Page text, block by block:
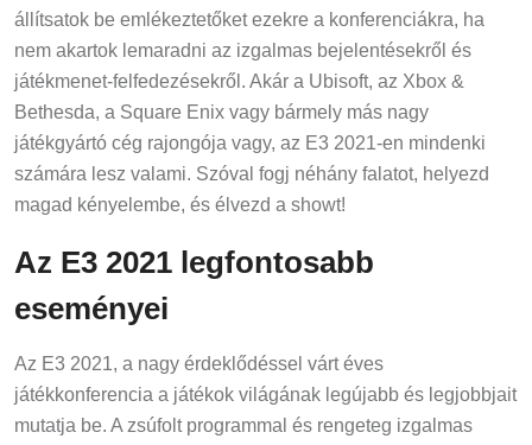
állítsatok be emlékeztetőket ezekre a konferenciákra, ha
nem akartok lemaradni az izgalmas bejelentésekről és
játékmenet-felfedezésekről. Akár a Ubisoft, az Xbox &
Bethesda, a Square Enix vagy bármely más nagy
játékgyártó cég rajongója vagy, az E3 2021-en mindenki
számára lesz valami. Szóval fogj néhány falatot, helyezd
magad kényelembe, és élvezd a showt!
Az E3 2021 legfontosabb
eseményei
Az E3 2021, a nagy érdeklődéssel várt éves
játékkonferencia a játékok világának legújabb és legjobbjait
mutatja be. A zsúfolt programmal és rengeteg izgalmas